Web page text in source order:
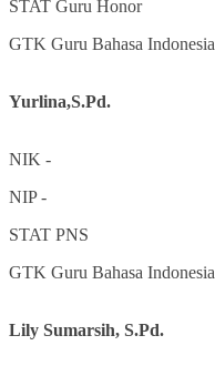
STAT Guru Honor
GTK Guru Bahasa Indonesia
Yurlina,S.Pd.
NIK -
NIP-
STAT PNS
GTK Guru Bahasa Indonesia
Lily Sumarsih, S.Pd.